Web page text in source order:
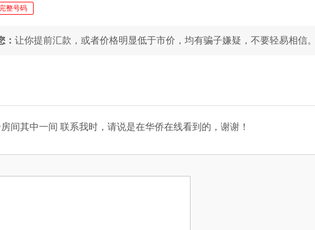
整号码
： 让你提前汇款，或者价格明显低于市价，均有骗子嫌疑，不要轻易相信。
间其中一间 联系我时，请说是在华侨在线看到的，谢谢！